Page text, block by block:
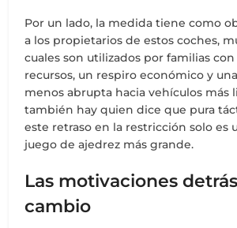
Por un lado, la medida tiene como
a los propietarios de estos coches,
cuales son utilizados por familias
recursos, un respiro económico y
menos abrupta hacia vehículos más
también hay quien dice que pura
este retraso en la restricción solo es
juego de ajedrez más grande.
Las motivaciones
cambio